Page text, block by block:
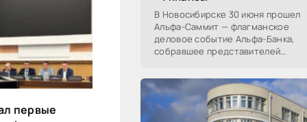
первые
В Новосибирске 30 июня прошел
Альфа-Саммит — флагманское
деловое событие Альфа-Банка,
собравшее представителей
реального, технологического,
финансового и других